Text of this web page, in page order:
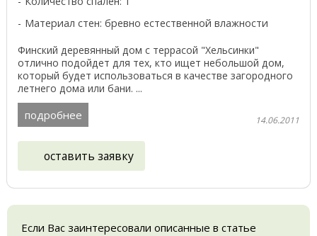
Материал стен: бревно естественной влажности
Финский деревянный дом с террасой "Хельсинки"
отлично подойдет для тех, кто ищет небольшой дом,
который будет использоваться в качестве загородного
летнего дома или бани. ...
подробнее 14.06.2011
оставить заявку
Если Вас заинтересовали описанные в статье